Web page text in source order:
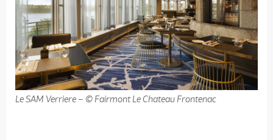
Le SAM Verriere – © Fairmont Le Chateau Frontenac